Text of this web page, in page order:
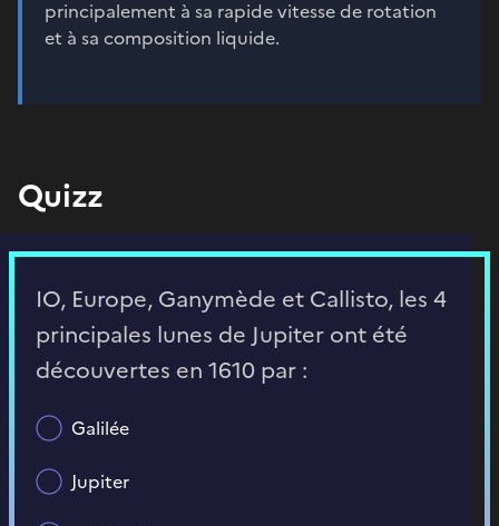
principalement à sa rapide vitesse de rotation
et à sa composition liquide.
Quizz
IO, Europe, Ganymède et Callisto, les 4
principales lunes de Jupiter ont été
découvertes en 1610 par :
Galilée
Jupiter